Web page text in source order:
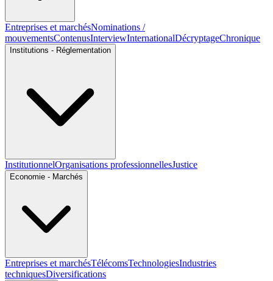
Entreprises et marchésNominations /
mouvementsContenusInterviewInternationalDécryptageChronique
Institutions - Réglementation
InstitutionnelOrganisations professionnellesJustice
Economie - Marchés
Entreprises et marchésTélécomsTechnologiesIndustries
techniquesDiversifications